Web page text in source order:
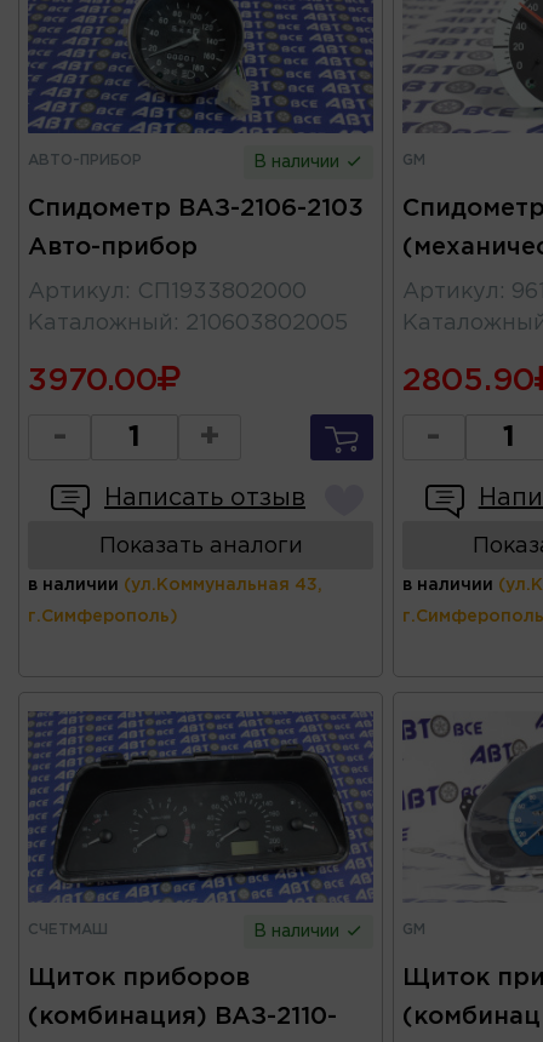
АВТО-ПРИБОР В наличии
Спидометр ВАЗ-2106-2103
Авто-прибор
Артикул : СП1933802000
Каталожный : 210603802005
3970.00
- +
Написать отзыв
Показать аналоги
в наличии (ул.Коммунальная 43,
г.Симферополь)
GM
Артикул :
2805.90
-
в наличии
СЧЕТМАШ В наличии
Щиток приборов
(комбинация) ВАЗ-2110-
GM
Щиток